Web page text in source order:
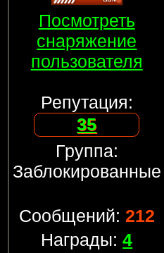
Посмотреть
снаряжение
пользователя
Репутация:
35
Группа:
Заблокированные
Сообщений: 212
Награды:4